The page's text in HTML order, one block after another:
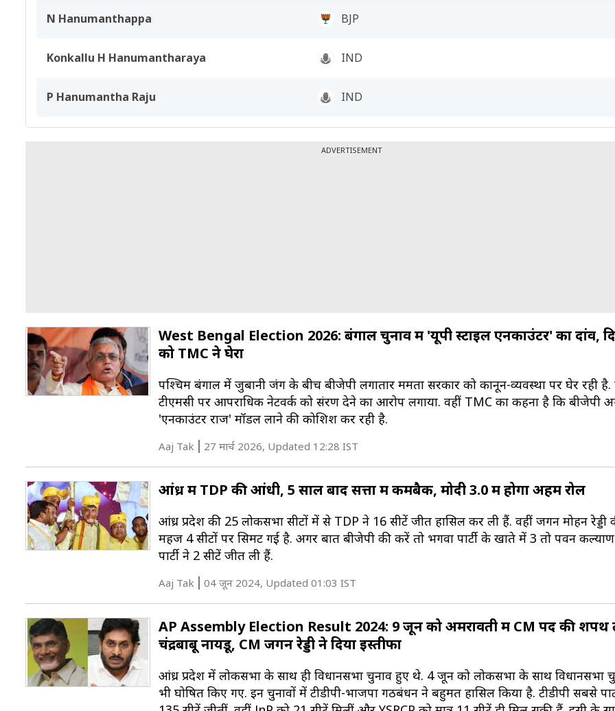
N Hanumanthappa BJP
Konkallu H Hanumantharaya IND
P Hanumantha Raju IND
ADVERTISEMENT
West Bengal Election 2026: बंगाल चुनाव में 'यूपी स्टाइल एनकाउंटर' का दांव,
को TMC ने घेरा
पश्चिम बंगाल में जुबानी जंग के बीच बीजेपी लगातार ममता सरकार को कानून-व्यवस्था पर घेर रही है.
टीएमसी पर आपराधिक नेटवर्क को संरक्षण देने का आरोप लगाया. वहीं TMC का कहना है कि बीजेपी
'एनकाउंटर राज' मॉडल लाने की कोशिश कर रही है.
Aaj Tak 27 मार्च 2026, Updated 12:28 IST
आंध्र में TDP की आंधी, 5 साल बाद सत्ता में कमबैक, मोदी 3.0 में होगा अहम रोल
आंध्र प्रदेश की 25 लोकसभा सीटों में से TDP ने 16 सीटें जीत हासिल कर ली हैं. वहीं जगन मोहन रेड्डी
महज 4 सीटों पर सिमट गई है. अगर बात बीजेपी की करें तो भगवा पार्टी के खाते में 3 तो पवन
पार्टी ने 2 सीटें जीत ली हैं.
Aaj Tak 04 जून 2024, Updated 01:03 IST
AP Assembly Election Result 2024: 9 जून को अमरावती में CM पद की
चंद्रबाबू नायडू, CM जगन रेड्डी ने दिया इस्तीफा
आंध्र प्रदेश में लोकसभा के साथ ही विधानसभा चुनाव हुए थे. 4 जून को लोकसभा के साथ विधानसभा
भी घोषित किए गए. इन चुनावों में टीडीपी-भाजपा गठबंधन ने बहुमत हासिल किया है. टीडीपी सबसे